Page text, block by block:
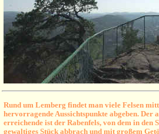
Rund um Lemberg findet man viele Felsen
hervorragende Aussichtspunkte abgeben. Der
erreichende ist der Rabenfels, von dem in den
gewaltiges Stück abbrach und mit großem